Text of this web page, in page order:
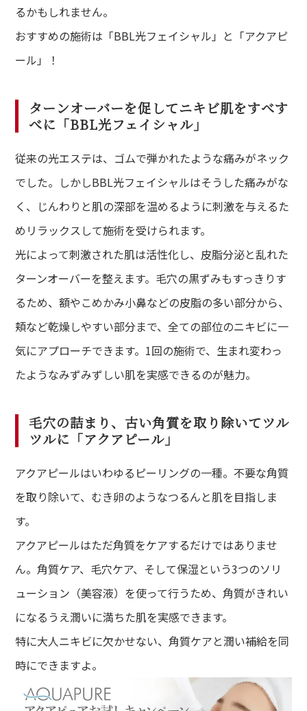
るかもしれません。
おすすめの施術は「BBL光フェイシャル」と「アクアピ
ール」！
ターンオーバーを促してニキビ肌をすべす
べに「BBL光フェイシャル」
従来の光エステは、ゴムで弾かれたような痛みがネック
でした。しかしBBL光フェイシャルはそうした痛みがな
く、じんわりと肌の深部を温めるように刺激を与えるた
めリラックスして施術を受けられます。
光によって刺激された肌は活性化し、皮脂分泌と乱れた
ターンオーバーを整えます。毛穴の黒ずみもすっきりす
るため、額やこめかみ小鼻などの皮脂の多い部分から、
頬など乾燥しやすい部分まで、全ての部位のニキビに一
気にアプローチできます。1回の施術で、生まれ変わっ
たようなみずみずしい肌を実感できるのが魅力。
毛穴の詰まり、古い角質を取り除いてツル
ツルに「アクアピール」
アクアピールはいわゆるピーリングの一種。不要な角質
を取り除いて、むき卵のようなつるんと肌を目指しま
す。
アクアピールはただ角質をケアするだけではありませ
ん。角質ケア、毛穴ケア、そして保湿という3つのソリ
ューション（美容液）を使って行うため、角質がきれい
になるうえ潤いに満ちた肌を実感できます。
特に大人ニキビに欠かせない、角質ケアと潤い補給を同
時にできますよ。